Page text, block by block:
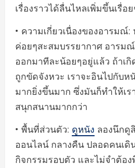
เรื่องราวได้ลื่นไหลเพิ่มขึ้นเรื่อย
• ความเกี่ยวเนื่องของอารมณ์
ค่อยๆสะสมบรรยากาศ อารม
ออกมาทีละน้อยๆอยู่แล้ว ถ้าเกิ
ถูกขัดจังหวะ เราจะอินไปกับห
มากยิ่งขึ้นมาก ซึ่งมันก็ทำให้เร
สนุกสนานมากกว่า
• พื้นที่ส่วนตัว: ดูหนัง ลองนึกดู
ออนไลน์ กลางคืน ปลอดคนเดิ
กิจกรรมรอบตัว และไม่จำต้อง